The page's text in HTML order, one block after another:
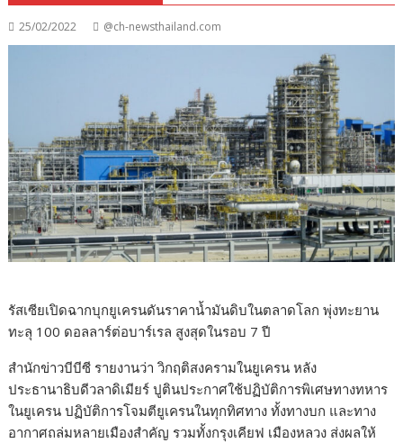
25/02/2022 @ch-newsthailand.com
รัสเซียเปิดฉากบุกยูเครนดันราคาน้ำมันดิบในตลาดโลก พุ่งทะยาน
ทะลุ 100 ดอลลาร์ต่อบาร์เรล สูงสุดในรอบ 7 ปี
สำนักข่าวบีบีซี รายงานว่า วิกฤติสงครามในยูเครน หลัง
ประธานาธิบดีวลาดิเมียร์ ปูตินประกาศใช้ปฏิบัติการพิเศษทางทหาร
ในยูเครน ปฏิบัติการโจมตียูเครนในทุกทิศทาง ทั้งทางบก และทาง
อากาศถล่มหลายเมืองสำคัญ รวมทั้งกรุงเคียฟ เมืองหลวง ส่งผลให้